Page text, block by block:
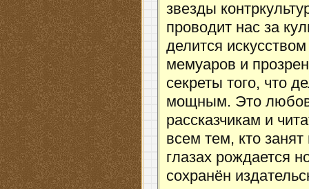
звезды
проводит нас за
делится
мемуаров и
секреты того, что
мощным. Это
рассказчикам и
всем тем, кто
глазах рождается
сохранён